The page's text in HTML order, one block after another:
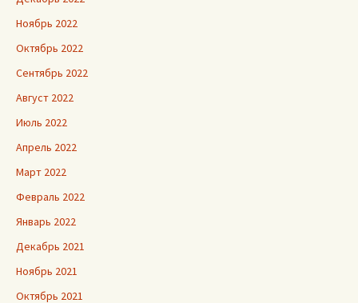
Ноябрь 2022
Октябрь 2022
Сентябрь 2022
Август 2022
Июль 2022
Апрель 2022
Март 2022
Февраль 2022
Январь 2022
Декабрь 2021
Ноябрь 2021
Октябрь 2021